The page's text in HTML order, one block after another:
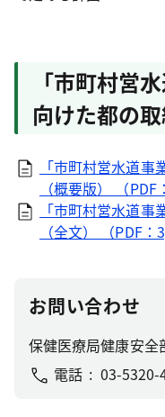
「市町村営
向けた都の
「市町村営水道事
（概要版） （PDF
「市町村営水道事
（全文） （PDF：
お問い合わせ
保健医療局健康安全
電話
03-5320-